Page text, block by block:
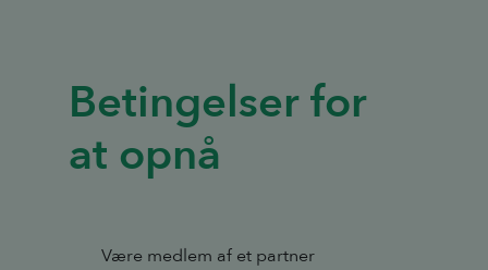
Betingelser for
at opnå
Være medlem af et partner